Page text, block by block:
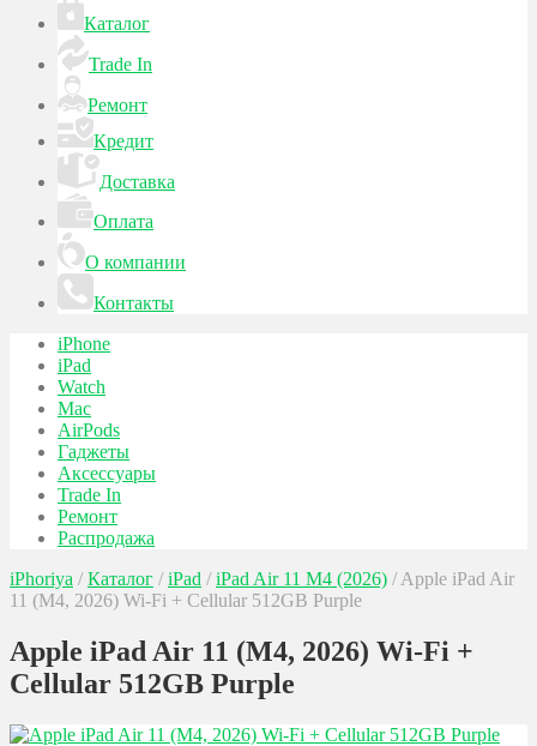
Каталог
Trade In
Ремонт
Кредит
Доставка
Оплата
О компании
Контакты
iPhone
iPad
Watch
Mac
AirPods
Гаджеты
Аксессуары
Trade In
Ремонт
Распродажа
iPhoriya / Каталог / iPad / iPad Air 11 M4 (2026) / Apple iPad Air
11 (M4, 2026) Wi-Fi + Cellular 512GB Purple
Apple iPad Air 11 (M4, 2026) Wi-Fi +
Cellular 512GB Purple